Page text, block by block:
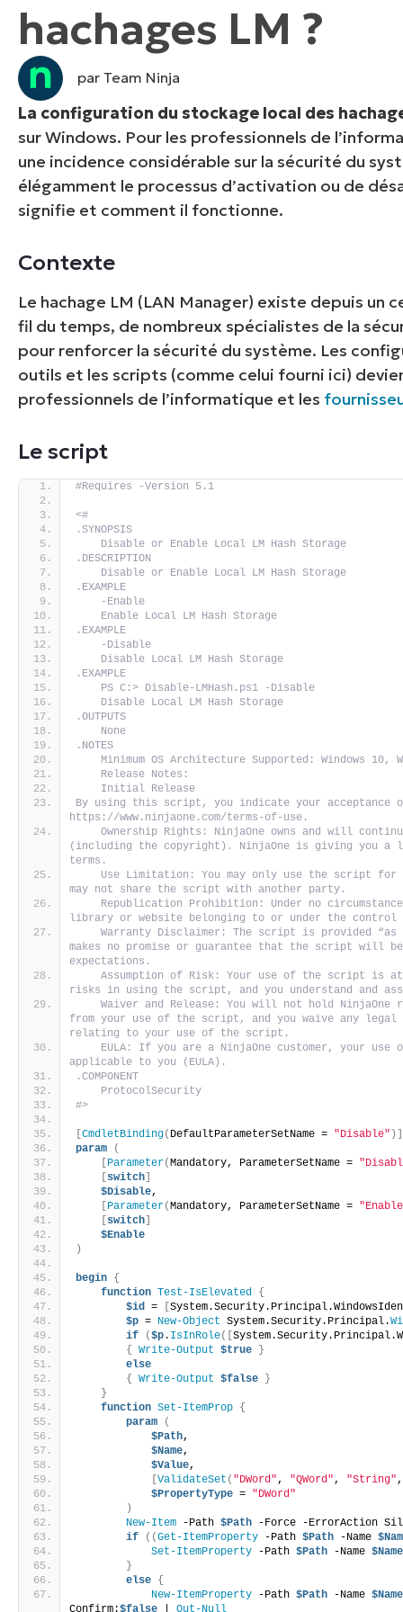
CONTACTER NOTRE ÉQUIPE
CONTACTER NOTRE ÉQUIPE
CONTACTER NOTRE ÉQUIPE
hachages LM ?
par Team Ninja
La configuration du stockage local des
sur Windows. Pour les professionnels de
une incidence considérable sur la sécurité du
élégamment le processus d’activation ou de
signifie et comment il fonctionne.
Contexte
Le hachage LM (LAN Manager) existe depuis
fil du temps, de nombreux spécialistes de la
pour renforcer la sécurité du système. Les
outils et les scripts (comme celui fourni ici)
professionnels de l’informatique et les
Le script
#Requires -Version 5.1
<#
.SYNOPSIS
    Disable or Enable Local LM Hash Storage
.DESCRIPTION
    Disable or Enable Local LM Hash Storage
.EXAMPLE
    -Enable
    Enable Local LM Hash Storage
.EXAMPLE
    -Disable
    Disable Local LM Hash Storage
.EXAMPLE
    PS C:> Disable-LMHash.ps1 -Disable
    Disable Local LM Hash Storage
.OUTPUTS
    None
.NOTES
Minimum OS Architecture Supported: Windows 10,
    Release Notes:
    Initial Release
By using this script, you indicate your acceptance
https://www.ninjaone.com/terms-of-use.
Ownership Rights: NinjaOne owns and will
(including the copyright). NinjaOne is giving you
terms.
Use Limitation: You may only use the script
may not share the script with another party.
Republication Prohibition: Under no
library or website belonging to or under the
Warranty Disclaimer: The script is provided
makes no promise or guarantee that the script
expectations.
Assumption of Risk: Your use of the script is
risks in using the script, and you understand and
Waiver and Release: You will not hold NinjaOne
from your use of the script, and you waive any legal
relating to your use of the script.
EULA: If you are a NinjaOne customer, your use
applicable to you (EULA).
.COMPONENT
    ProtocolSecurity
#>
[CmdletBinding( DefaultParameterSetName = "Disable" )]
param
(
[Parameter(Mandatory, ParameterSetName =
[switch]
$Disable,
[Parameter(Mandatory, ParameterSetName =
[switch]
$Enable
)
begin {
function Test-IsElevated
{
$id
= [
$p = New-Object System.Security.Principal.
if
($p. IsInRole([
{ Write-Output $true }
else
{ Write-Output $false }
}
function Set-ItemProp {
param
(
$Path,
$Name,
$Value,
[ValidateSet ( "DWord" , "QWord" , "String"
$PropertyType = "DWord"
)
New-Item -Path $Path -Force -ErrorAction
if
((Get-ItemProperty -Path $Path -Name
Set-ItemProperty -Path $Path -Name $Name
}
else {
New-ItemProperty -Path $Path -Name $Name
Confirm:$false | Out-Null